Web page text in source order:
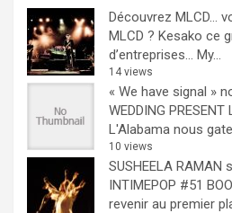
Découvrez MLCD…
MLCD ? Kesako ce
d’entreprises… My...
14 views
« We have signal »
WEDDING PRESENT
L'Alabama nous
10 views
SUSHEELA
INTIMEPOP #51
revenir au premier